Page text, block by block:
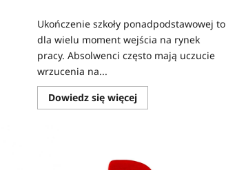
Ukończenie szkoły ponadpodstawowej to
dla wielu moment wejścia na rynek
pracy. Absolwenci często mają uczucie
wrzucenia na...
Dowiedz się więcejDowiedz
się
–